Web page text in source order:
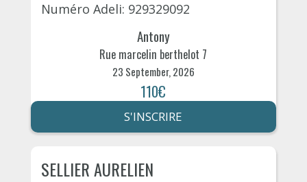
Numéro Adeli: 929329092
Antony
Rue marcelin berthelot 7
23 September, 2026
110€
S'INSCRIRE
SELLIER AURELIEN